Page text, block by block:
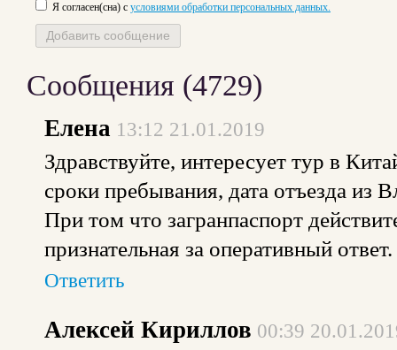
Я согласен(сна) с условиями обработки персональных данных.
Сообщения (4729)
Елена 13:12 21.01.2019
Здравствуйте, интересует тур в
сроки пребывания, дата отъезда из
При том что загранпаспорт
признательная за оперативный ответ.
Ответить
Алексей Кириллов 00:39